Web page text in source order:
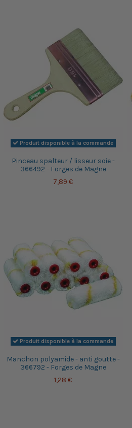
Produit disponible à la commande
Pinceau spalteur / lisseur soie -
366492 - Forges de Magne
7,89 €
Produit disponible à la commande
Manchon polyamide - anti goutte -
366792 - Forges de Magne
1,28 €